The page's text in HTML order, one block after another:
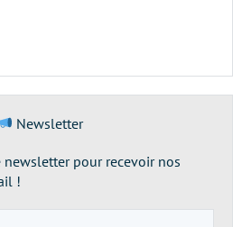
Newsletter
pour recevoir nos
!